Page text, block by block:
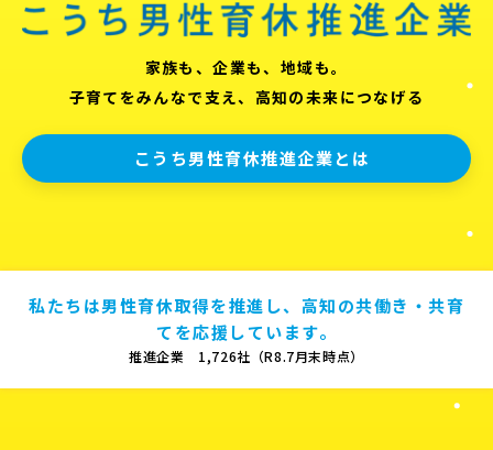
家族も、企業も、地域も。
子育てをみんなで支え、高知の未来につなげる
こうち男性育休推進企業とは
私たちは男性育休取得を推進し、高知の共働き・共育
てを応援しています。
推進企業 1,726社（R8.7月末時点）